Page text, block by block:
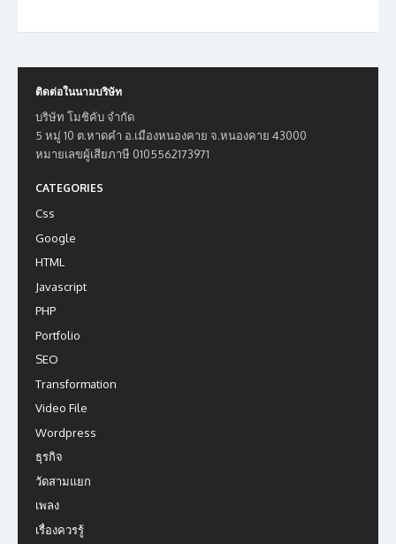
ติดต่อในนามบริษัท
บริษัท โมชิคับ จำกัด
5 หมู่ 10 ต.หาดคำ อ.เมืองหนองคาย จ.หนองคาย 43000
หมายเลขผู้เสียภาษี 0105562173971
CATEGORIES
Css
Google
HTML
Javascript
PHP
Portfolio
SEO
Transformation
Video File
Wordpress
ธุรกิจ
วัดสามแยก
เพลง
เรื่องควรรู้